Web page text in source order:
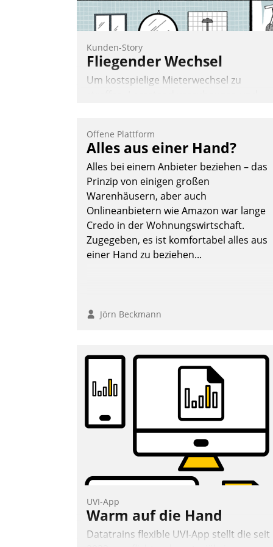
Kunden-Story
Fliegender Wechsel
Um kostspielige Mieterwechsel zu
seit Jahresbeginn eine Überblick, Einsicht
und Eingriff bietende Lösung. Zur
Entwicklung setzte man auf
Cloudtechnologie, bewährte und Startup-
Partner sowie erstmals agile
Projektmethoden.
Nadja Hußmann
Offene Plattform
Alles aus einer Hand?
Alles bei einem Anbieter beziehen – das
Prinzip von einigen großen
Warenhäusern, aber auch
Onlineanbietern wie Amazon war lange
Credo in der Wohnungswirtschaft.
Zugegeben, es ist komfortabel alles aus
einer Hand zu beziehen...
Jörn Beckmann
UVI-App
Warm auf die Hand
Datatrains flexible UVI-App stellt die seit